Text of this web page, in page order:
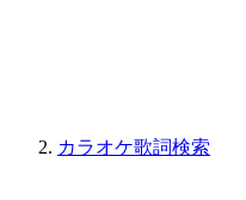
カラオケ歌詞検索